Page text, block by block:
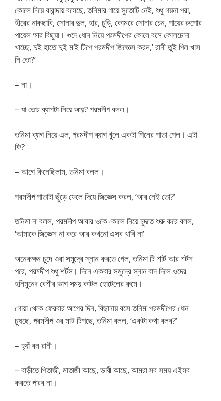
কোলে নিয়ে বারান্দায় বসেছে, তনিমার গায়ে সুতোটি নেই, শুধু গয়না পরা,
হীরের নাকছাবি, সোনার দুল, হার, চুড়ি, কোমরে সোনার চেন, পায়ের রুপোর
পায়েল আর বিছুয়া। গুদে ধোন নিয়ে পরমদীপের কোলে বসে কোলচোদা
খাচ্ছে, দুই হাতে দুই মাই টিপে পরমদীপ জিজ্ঞেস করল,’ রানী তুই পিল খাস
নি তো?’
– না।
– যা তোর ব্যাগটা নিয়ে আয়? পরমদীপ বলল।
তনিমা ব্যাগ নিয়ে এল, পরমদীপ ব্যাগ খুলে একটা পিলের পাতা পেল। এটা
কি?
– আগে কিনেছিলাম, তনিমা বলল।
পরমদীপ পাতাটা ছুঁড়ে ফেলে দিয়ে জিজ্ঞেস করল, ‘আর নেই তো?’
তনিমা না বলল, পরমদীপ আবার ওকে কোলে নিয়ে চুদতে শুরু করে বলল,
‘আমাকে জিজ্ঞেস না করে আর কখনো এসব খাবি না’
অনেকক্ষন চুদে ওরা সমুদ্রে স্নান করতে গেল, তনিমা টি শার্ট আর শর্টস
পরে, পরমদীপ শুধু শর্টস। দিনে একবার সমুদ্রে স্নান বাদ দিলে ওদের
হনিমুনের বেশীর ভাগ সময় কাটল হোটেলের রুমে।
গোয়া থেকে ফেরবার আগের দিন, বিছানায় বসে তনিমা পরমদীপের ধোন
চুষছে, পরমদীপ ওর মাই টিপছে, তনিমা বলল, ‘একটা কথা বলব?’
– হ্যাঁ বল রানী।
– বাড়ীতে পিতাজী, মাতাজী আছে, ভাবী আছে, আমরা সব সময় এইসব
করতে পারব না।